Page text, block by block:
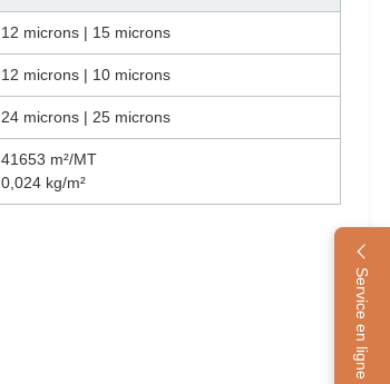
Service en ligne
12 microns | 15 microns
12 microns | 10 microns
24 microns | 25 microns
41653 m²/MT
0,024 kg/m²